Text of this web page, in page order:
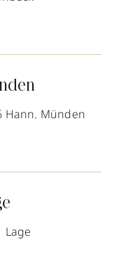
Hann. Münden
Lage